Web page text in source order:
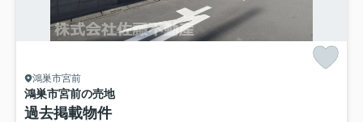
鴻巣市宮前
鴻巣市宮前の売地
過去掲載物件